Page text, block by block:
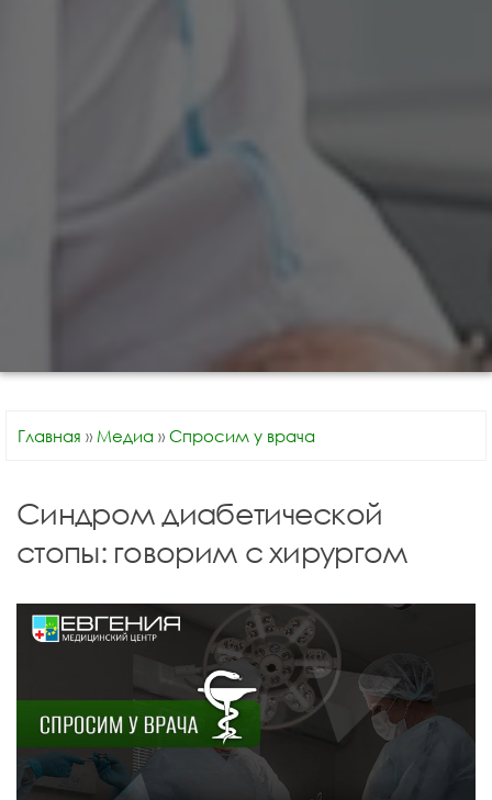
Главная » Медиа » Спросим у врача
Синдром диабетической
стопы: говорим с хирургом